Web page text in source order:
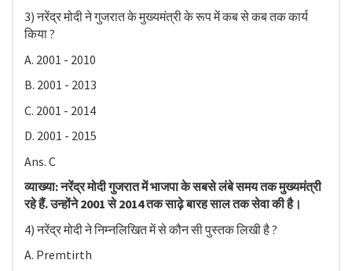
3) नरेंद्र मोदी ने गुजरात के मुख्यमंत्री के रूप में कब से कब तक कार्य
किया ?
A. 2001 - 2010
B. 2001 - 2013
C. 2001 - 2014
D. 2001 - 2015
Ans. C
व्याख्या: नरेंद्र मोदी गुजरात में भाजपा के सबसे लंबे समय तक मुख्यमंत्री
रहे हैं. उन्होंने 2001 से 2014 तक साढ़े बारह साल तक सेवा की है।
4) नरेंद्र मोदी ने निम्नलिखित में से कौन सी पुस्तक लिखी है ?
A. Premtirth